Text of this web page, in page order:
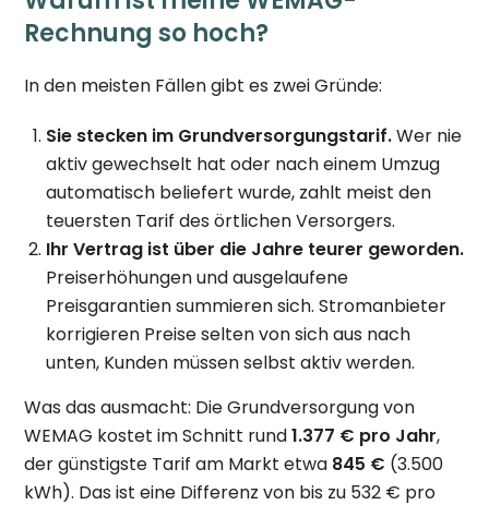
Rechnung so hoch?
In den meisten Fällen gibt es zwei Gründe:
Sie stecken im Grundversorgungstarif.Wer nie
aktiv gewechselt hat oder nach einem Umzug
automatisch beliefert wurde, zahlt meist den
teuersten Tarif des örtlichen Versorgers.
Ihr Vertrag ist über die Jahre teurer geworden.
Preiserhöhungen und ausgelaufene
Preisgarantien summieren sich. Stromanbieter
korrigieren Preise selten von sich aus nach
unten, Kunden müssen selbst aktiv werden.
Was das ausmacht: Die Grundversorgung von
WEMAG kostet im Schnitt rund1.377 € pro Jahr,
der günstigste Tarif am Markt etwa 845 € (3.500
kWh). Das ist eine Differenz von bis zu 532 € pro